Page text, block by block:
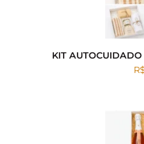
KIT